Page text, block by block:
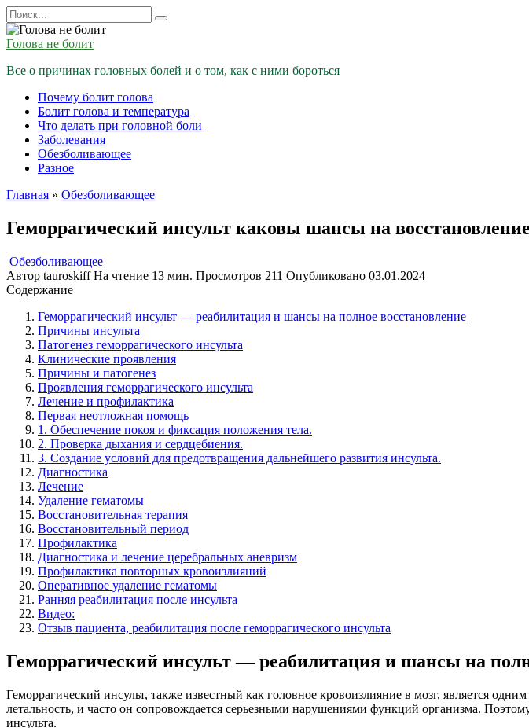
Перейти
к
содержанию
Search
for:
Голова не болит
Все о причинах головных болей и о том, как с ними бороться
Почему болит голова
Болит голова и температура
Что делать при головной боли
Заболевания
Обезболивающее
Разное
Главная » Обезболивающее
Геморрагический инсульт каковы шансы на восстановление
Обезболивающее
Автор tauroskiff На чтение 13 мин. Просмотров 211 Опубликовано 03.01.2024
Содержание
Геморрагический инсульт — реабилитация и шансы на полное восстановление
Причины инсульта
Патогенез геморрагического инсульта
Клинические проявления
Причины и патогенез
Проявления геморрагического инсульта
Лечение и профилактика
Первая неотложная помощь
1. Обеспечение покоя и фиксация положения тела.
2. Проверка дыхания и сердцебиения.
3. Создание условий для предотвращения дальнейшего развития инсульта.
Диагностика
Лечение
Удаление гематомы
Восстановительная терапия
Восстановительный период
Профилактика
Диагностика и лечение церебральных аневризм
Профилактика повторных кровоизлияний
Оперативное удаление гематомы
Ранняя реабилитация после инсульта
Видео:
Отзыв пациента, реабилитация после геморрагического инсульта
Геморрагический инсульт — реабилитация и шансы на
Геморрагический инсульт, также известный как головное кровоизлияние в мозг, является
летальность, и часто он сопровождается серьезными нарушениями функций организма.
инсульта.